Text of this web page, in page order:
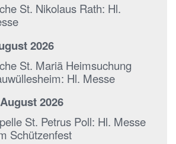
St. Nikolaus Rath: Hl.
2026
St. Mariä Heimsuchung
Hl. Messe
2026
St. Petrus Poll: Hl. Messe
Schützenfest